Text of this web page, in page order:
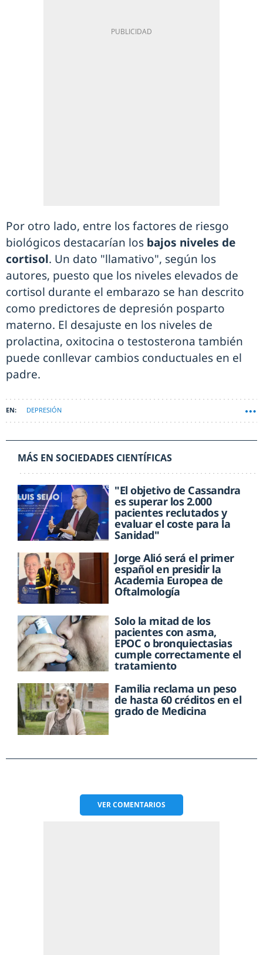
Por otro lado, entre los factores de riesgo
biológicos destacarían los bajos niveles de
cortisol. Un dato "llamativo", según los
autores, puesto que los niveles elevados de
cortisol durante el embarazo se han descrito
como predictores de depresión posparto
materno. El desajuste en los niveles de
prolactina, oxitocina o testosterona también
puede conllevar cambios conductuales en el
padre.
DEPRESIÓN
MÁS EN SOCIEDADES CIENTÍFICAS
"El objetivo de Cassandra
es superar los 2.000
pacientes reclutados y
evaluar el coste para la
Sanidad"
Jorge Alió será el primer
español en presidir la
Academia Europea de
Oftalmología
Solo la mitad de los
pacientes con asma,
EPOC o bronquiectasias
cumple correctamente el
tratamiento
Familia reclama un peso
de hasta 60 créditos en el
grado de Medicina
VERCOMENTARIOS